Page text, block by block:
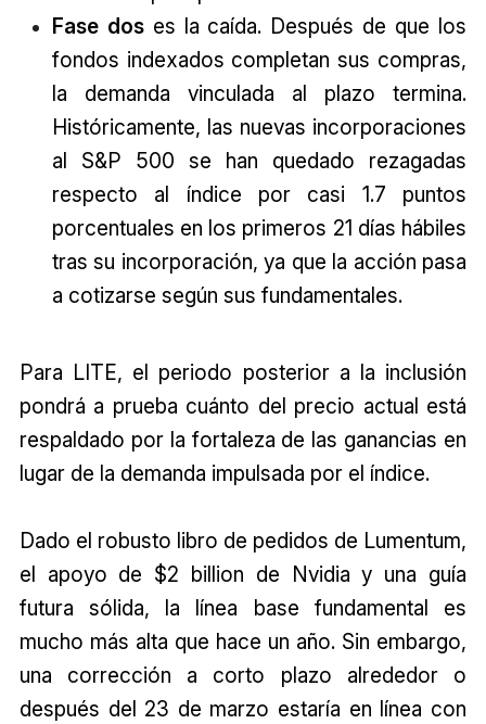
Fase doses la caída. Después de que los
fondos indexados completan sus compras,
la demanda vinculada al plazo termina.
Históricamente, las nuevas incorporaciones
al S&P 500 se han quedado rezagadas
respecto al índice por casi 1.7 puntos
porcentuales en los primeros 21 días hábiles
tras su incorporación, ya que la acción pasa
a cotizarse según sus fundamentales.
Para LITE, el periodo posterior a la inclusión
pondrá a prueba cuánto del precio actual está
respaldado por la fortaleza de las ganancias en
lugar de la demanda impulsada por el índice.
Dado el robusto libro de pedidos de Lumentum,
el apoyo de $2 billion de Nvidia y una guía
futura sólida, la línea base fundamental es
mucho más alta que hace un año. Sin embargo,
una corrección a corto plazo alrededor o
después del 23 de marzo estaría en línea con